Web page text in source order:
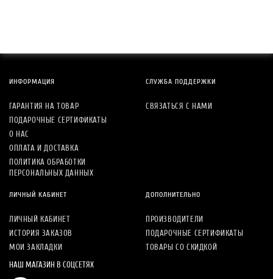
ИНФОРМАЦИЯ
ГАРАНТИЯ НА ТОВАР
ПОДАРОЧНЫЕ СЕРТИФИКАТЫ
О НАС
ОПЛАТА И ДОСТАВКА
ПОЛИТИКА ОБРАБОТКИ
ПЕРСОНАЛЬНЫХ ДАННЫХ
СЛУЖБА ПОДДЕРЖКИ
СВЯЗАТЬСЯ С НАМИ
ЛИЧНЫЙ КАБИНЕТ
ЛИЧНЫЙ КАБИНЕТ
ИСТОРИЯ ЗАКАЗОВ
МОИ ЗАКЛАДКИ
ДОПОЛНИТЕЛЬНО
ПРОИЗВОДИТЕЛИ
ПОДАРОЧНЫЕ СЕРТИФИКАТЫ
ТОВАРЫ СО СКИДКОЙ
НАШ МАГАЗИН В СОЦСЕТЯХ